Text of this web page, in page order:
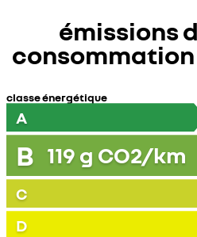
émissions
classe énergétique
A
B 119 g CO2/km
C
D